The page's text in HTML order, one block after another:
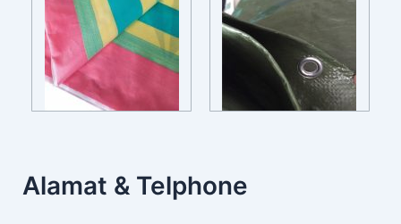
Alamat & Telphone